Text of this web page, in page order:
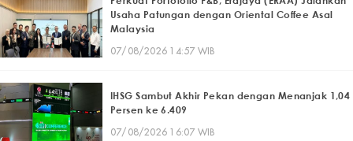
Usaha Patungan dengan Oriental Coffee Asal
Malaysia
07/08/2026 14:57 WIB
IHSG Sambut Akhir Pekan dengan Menanjak 1,04
Persen ke 6.409
07/08/2026 16:07 WIB